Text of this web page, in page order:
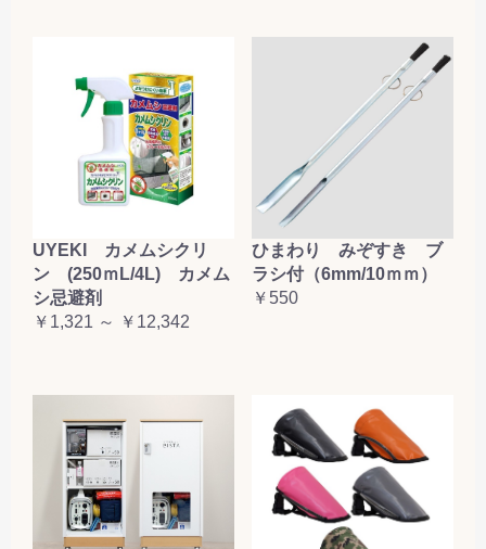
UYEKI カメムシクリ
ン (250ｍL/4L) カメム
シ忌避剤
￥1,321 ～ ￥12,342
ひまわり みぞすき ブ
ラシ付（6mm/10ｍｍ）
￥550